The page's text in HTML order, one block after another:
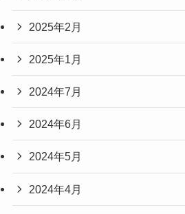
2025年2月
2025年1月
2024年7月
2024年6月
2024年5月
2024年4月